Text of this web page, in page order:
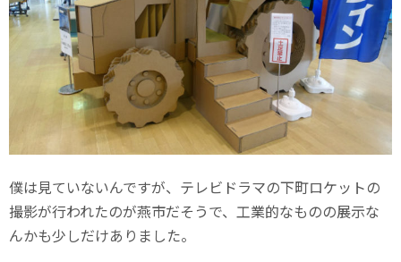
僕は見ていないんですが、テレビドラマの下町ロケットの
撮影が行われたのが燕市だそうで、工業的なものの展示な
んかも少しだけありました。